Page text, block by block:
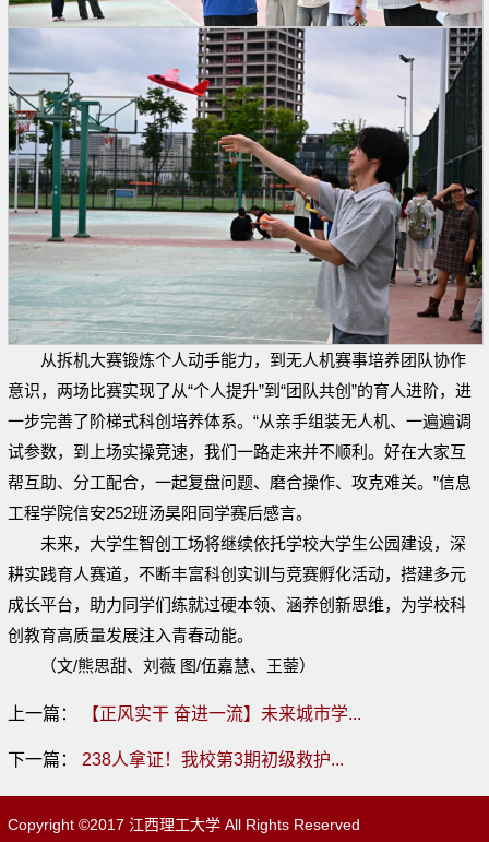
从拆机大赛锻炼个人动手能力，到无人机赛事培养团队协作
意识，两场比赛实现了从“个人提升”到“团队共创”的育人进阶，进
一步完善了阶梯式科创培养体系。“从亲手组装无人机、一遍遍调
试参数，到上场实操竞速，我们一路走来并不顺利。好在大家互
帮互助、分工配合，一起复盘问题、磨合操作、攻克难关。”信息
工程学院信安252班汤昊阳同学赛后感言。
未来，大学生智创工场将继续依托学校大学生公园建设，深
耕实践育人赛道，不断丰富科创实训与竞赛孵化活动，搭建多元
成长平台，助力同学们练就过硬本领、涵养创新思维，为学校科
创教育高质量发展注入青春动能。
（文/熊思甜、刘薇 图/伍嘉慧、王蓥）
上一篇： 【正风实干 奋进一流】未来城市学...
下一篇： 238人拿证！我校第3期初级救护...
Copyright ©2017 江西理工大学 All Rights Reserved